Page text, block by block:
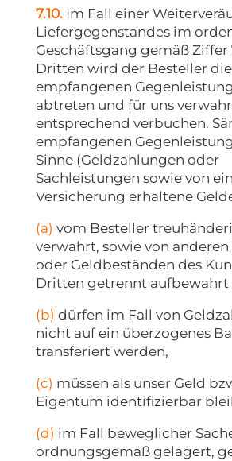
7.10.Im Fall einer
Liefergegenstandes im
Geschäftsgang gemäß Ziffer
Dritten wird der Besteller die
empfangenen
abtreten und für uns
entsprechend verbuchen.
empfangenen
Sinne (Geldzahlungen oder
Sachleistungen sowie von
Versicherung erhaltene
(a) vom Besteller
verwahrt, sowie von
oder Geldbeständen des
Dritten getrennt aufbewahrt
(b) dürfen im Fall von
nicht auf ein überzogenes
transferiert werden,
(c) müssen als unser Geld
Eigentum identifizierbar
(d) im Fall beweglicher
ordnungsgemäß gelagert,